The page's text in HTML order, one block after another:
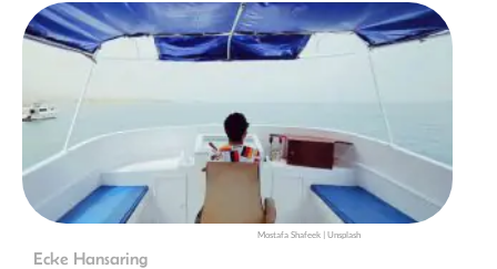
Mostafa Shafeek | Unsplash
Ecke Hansaring